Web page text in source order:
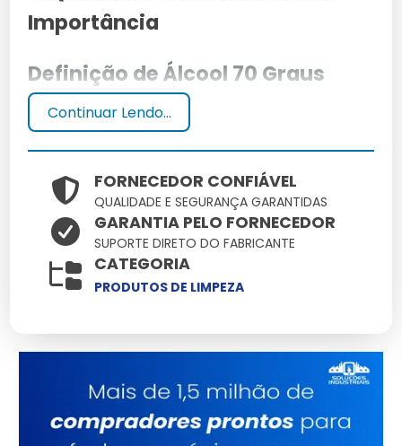
Importância
Definição de Álcool 70 Graus
Álcool 70 graus é uma solução de álcool etílico
misturado com água, ideal para desinfecção. É
conhecido pela sua eficácia antimicrobiana.
Diferença entre Álcool 70GL e
70INPM
Álcool 70GL refere-se à graduação alcoólica,
enquanto 70INPM é a medição baseada no Instituto
Principais Aplicações do Álcool
70 Graus
Uso Doméstico
Continuar Lendo...
FORNECEDOR CONFIÁVEL
QUALIDADE E SEGURANÇA GARANTIDAS
GARANTIA PELO FORNECEDOR
SUPORTE DIRETO DO FABRICANTE
CATEGORIA
PRODUTOS DE LIMPEZA